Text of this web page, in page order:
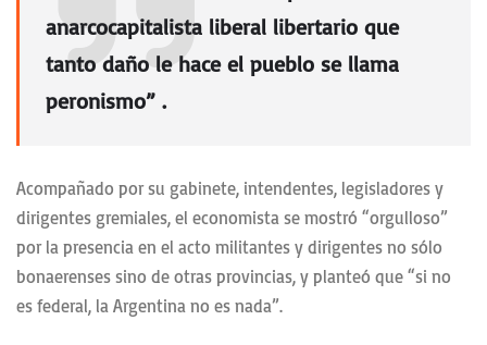
anarcocapitalista liberal libertario que
tanto daño le hace el pueblo se llama
peronismo” .
Acompañado por su gabinete, intendentes, legisladores y
dirigentes gremiales, el economista se mostró “orgulloso”
por la presencia en el acto militantes y dirigentes no sólo
bonaerenses sino de otras provincias, y planteó que “si no
es federal, la Argentina no es nada”.